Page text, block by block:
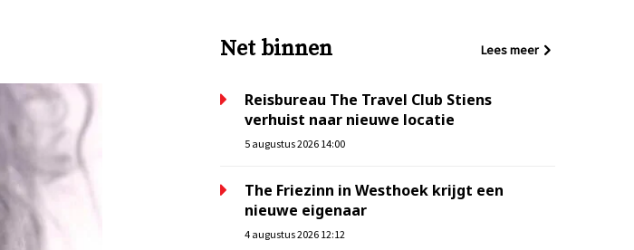
Net binnen Lees meer
Reisbureau The Travel Club Stiens
verhuist naar nieuwe locatie
5 augustus 2026 14:00
The Friezinn in Westhoek krijgt een
nieuwe eigenaar
4 augustus 2026 12:12